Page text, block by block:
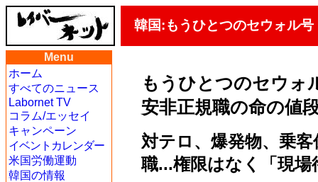
韓国:もうひとつのセウォル
Menu
ホーム
すべてのニュース
Labornet TV
コラム/エッセイ
キャンペーン
イベントカレンダー
米国労働運動
韓国の情報
もうひとつのセウォ
安非正規職の命の値
対テロ、爆発物、乗
職...権限はなく「現場